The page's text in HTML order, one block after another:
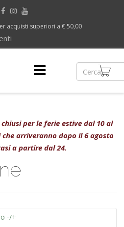
acquisti superiori a € 50,00
per le ferie estive dal 10 al
che arriveranno dopo il 6 agosto
a partire dal 24.
-/+